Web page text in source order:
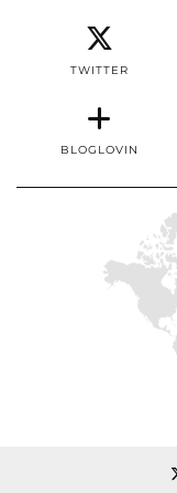
TWITTER
BLOGLOVIN